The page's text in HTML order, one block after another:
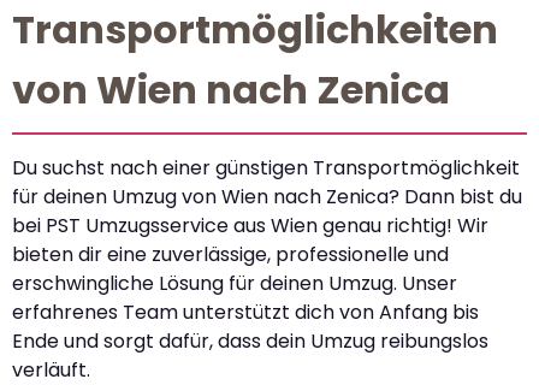
Transportmöglichkeiten
von Wien nach Zenica
Du suchst nach einer günstigen Transportmöglichkeit
für deinen Umzug von Wien nach Zenica? Dann bist du
bei PST Umzugsservice aus Wien genau richtig! Wir
bieten dir eine zuverlässige, professionelle und
erschwingliche Lösung für deinen Umzug. Unser
erfahrenes Team unterstützt dich von Anfang bis
Ende und sorgt dafür, dass dein Umzug reibungslos
verläuft.